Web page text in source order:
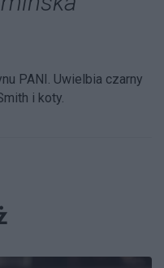
PANI. Uwielbia czarny
i koty.